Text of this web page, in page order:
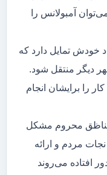
آمبولانس را
خودش تمایل دارد که
دیگر منتقل شود.
را برایشان انجام
مناظق محروم مشکل
مردم و ارائه
افتاده می‌روند